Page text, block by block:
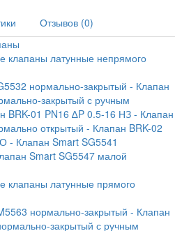
Отзывов (0)
клапаны латунные непрямого
нормально-закрытый - Клапан
закрытый с ручным
BRK-01 PN16 ∆P 0.5-16 НЗ - Клапан
открытый - Клапан BRK-02
- Клапан Smart SG5541
Smart SG5547 малой
клапаны латунные прямого
нормально-закрытый - Клапан
закрытый с ручным